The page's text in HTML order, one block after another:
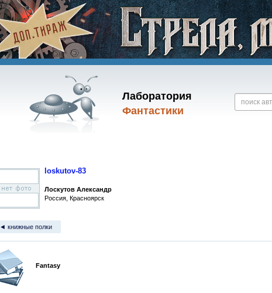
Лаборатория
Фантастики
loskutov-83
Лоскутов Александр
Россия, Красноярск
◄ книжные полки
Fantasy